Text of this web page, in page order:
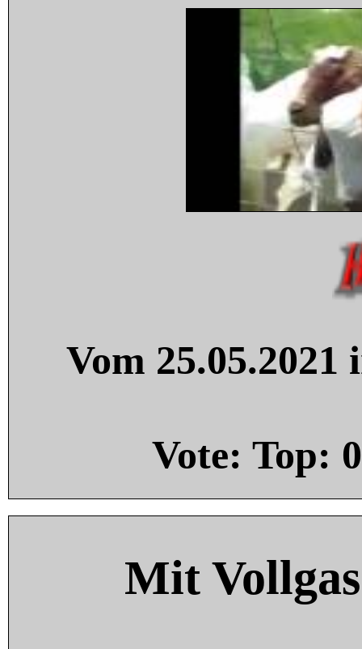
Vom
Vote: Top: 0
Mit